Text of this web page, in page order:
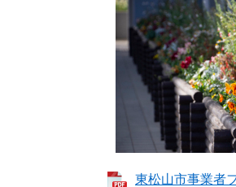
東松山市事業者